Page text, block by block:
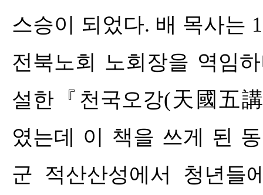
스승이 되었다. 배 목사는
전북노회 노회장을 역임
설한 『 천국오강(天國五
였는데 이 책을 쓰게 된
군 적산산성에서 청년들